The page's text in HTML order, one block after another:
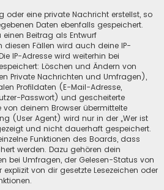
oder eine private Nachricht erstellst, so
Daten ebenfalls gespeichert.
Beitrag als Entwurf
diesen Fällen wird auch deine IP-
IP-Adresse wird weiterhin bei
Löschen und Ändern von
Private Nachrichten und Umfragen),
Profildaten (E-Mail-Adresse,
Passwort) und gescheiterte
von deinem Browser übermittelte
(User Agent) wird nur in der „Wer ist
und nicht dauerhaft gespeichert.
Funktionen des Boards, dass
werden. Dazu gehören dein
bei Umfragen, der Gelesen-Status von
von dir gesetzte Lesezeichen oder